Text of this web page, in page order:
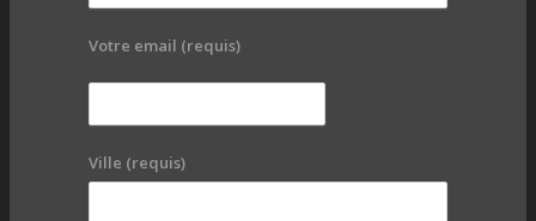
Votre email (requis)
Ville (requis)